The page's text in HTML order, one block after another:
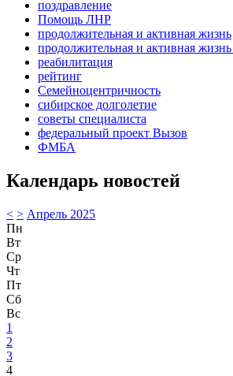
поздравление
Помощь ЛНР
продолжительная и активная жизнь
продолжительная и активная
реабилитация
рейтинг
Семейноцентричность
сибирское долголетие
советы специалиста
федеральный проект Вызов
ФМБА
Календарь новостей
< > Апрель 2025
Пн
Вт
Ср
Чт
Пт
Сб
Вс
1
2
3
4